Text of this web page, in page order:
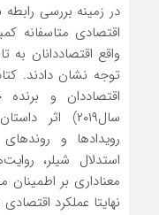
در زمینه بررسی رابطه
اقتصادی متاسفانه
واقع اقتصاددانان
توجه نشان دادند.
اقتصاددان و
سال۲۰۱۹) اثر
رویدادها و
استدلال شیلر،
معناداری بر
نهایتا عملکرد